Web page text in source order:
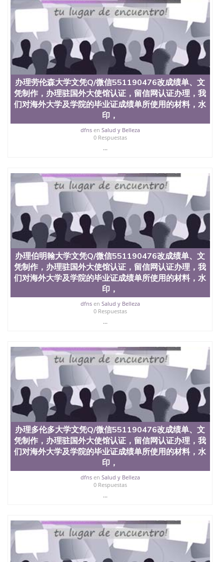
551190476 网上买文凭可靠吗QQ微信551190476买国
外文凭质量QQ微信551190476国外本科毕业证怎么办
理QQ微信551190476国外大学文凭真制作QQ微信
551190476办国外文凭可找工作QQ微信551190476国
外大学有毕业证QQ微信551190476办理国外毕业证价
格QQ微信551190476国外编号查询QQ微信551190476
办理国外文凭要交定金吗QQ微信551190476办国外可
查文凭QQ微信551190476网上购买真文凭可信吗QQ
微信551190476学士学位证书查询机构QQ微信
551190476 国外资格证书办理QQ微信551190476如何
办理学历认证QQ微信551190476海外文凭认证办理
QQ微信551190476 圣何塞州立大学（San Jose State
University, 又译为“圣荷西州立大学”）成立于1857
年，简称SJSU，是加州历史悠久的大学之一，也是美
西地区的公立大学之一。位于圣何塞市San Jose中
心，占地154公顷。它是一所位于加利福尼亚州的著
教育质量，被《福克斯》杂志评选为全美50强公立综
合性大学，每年有来自世界各地的成百上千的海外学
生前往求学。 至今，这是一所在世界上享有学术地
位、声誉、实习机会和影响力的高等教育机构，并获
誉为美国本科教育质量的核心代表。其计算机系与会
计系更是在当今美国大学教学排名中表现优异。其毕
业生大多可以在其所处地域的世界硅谷中心得到工作
机会。许多硅谷公司甚至在学生大三和大四的学期提
供许多相应科系的实习机会。无论是加州大学系统
(UC)，还是加州州立大学系统(CSU), 圣何塞州立大学
都占据着加州所有大学中的地理位置。 圣何塞州立大
学座落于硅谷(Silicon Valley), 于附近的旧金山-圣何塞
地区为全美的重要科技中心。约有学生三万人，超过
134种学士学科和65个硕士学科，并有来自世界60余
国的学生来此就读。其有名的科系如计算机科学，电
二、办理流程： 1、收集客户办理信息； 2、客户付
定金下单； 3、公司确认到账转制作点做电子图；
4、电子图做好发给客户确认； 5、电子图确认好转成
品部做成品； 6、成品做好拍照或者视频确认再付余
款； 7、快递给客户（国内顺丰，国外DHL）。 三、
真实网上可查的证明材料 1、教育部学历学位认证，
留服真实存档可查，存档。 2、留学回国人员证明
（使馆认证），使馆网站真实存档可查。 3、留信网
真实可查认证办理，存档可查，终身受用。 四、办理
流程农业科学院、艺术与建筑学院、商学院、交流学
院、地球及物质科学院、教育学院、工程学院、健康
与人类发展学院、信息工程与科学学院、人文学院、
护理学院、科学学院等。学校的教育学院排名在全美
前十名，工学院排名在前十五名，且继续攀升中。纽
约大学为学生们提供本科、硕士及博士学位。学校的
专业课程包括：会计学、MBA、财务、教育、建筑工
程、经济、医学、护理、文学、音乐、生物学、统计
制、历史、电气工程、生物工程、建筑设计、工商管
理、材料科学、机械工程、航天工程、土木工程、数
学、化学、英语、社会科学、心理学、戏剧、市场营
销、机械工程、计算机科学、物理学、人工智能、商
科、金融专业 1、客户提供相关材料，确定客户办理
办理劳伦森大学文凭Q/微信551190476改成绩单、文
凭制作，办理驻国外大使馆认证，留信网认证办理，我
们对海外大学及学院的毕业证成绩单所使用的材料，水
印，
dfnsen Salud y Belleza
0 Respuestas
...
办理伯明翰大学文凭Q/微信551190476改成绩单、文
凭制作，办理驻国外大使馆认证，留信网认证办理，我
们对海外大学及学院的毕业证成绩单所使用的材料，水
印，
dfnsen Salud y Belleza
0 Respuestas
...
办理多伦多大学文凭Q/微信551190476改成绩单、文
凭制作，办理驻国外大使馆认证，留信网认证办理，我
们对海外大学及学院的毕业证成绩单所使用的材料，水
印，
dfnsen Salud y Belleza
0 Respuestas
...